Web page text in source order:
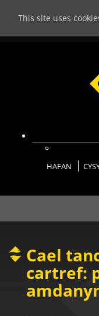
HAFAN
Cael
cartref:
This site uses